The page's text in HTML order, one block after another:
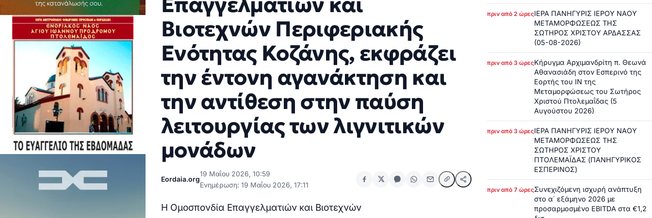
Βιοτεχνών Περιφεριακής
Ενότητας Κοζάνης, εκφράζει
την έντονη αγανάκτηση και
την αντίθεση στην παύση
λειτουργίας των λιγνιτικών
μονάδων
Eordaia.org
19 Μαΐου 2026, 10:59
Ενημέρωση: 19 Μαΐου 2026, 17:11
Η Ομοσπονδία Επαγγελματιών και Βιοτεχνών
πριν από 2 ώρεςΙΕΡΑ ΠΑΝΗΓΥΡΙΣ ΙΕΡΟΥ ΝΑΟΥ
ΜΕΤΑΜΟΡΦΩΣΕΩΣ ΤΗΣ
ΣΩΤΗΡΟΣ ΧΡΙΣΤΟΥ ΑΡΔΑΣΣΑΣ
(05-08-2026)
πριν από 3 ώρεςΚήρυγμα Αρχιμανδρίτη π. Θεωνά
Αθανασιάδη στον Εσπερινό της
Εορτής του ΙΝ της
Μεταμορφώσεως του Σωτήρος
Χριστού Πτολεμαΐδας (5
Αυγούστου 2026)
πριν από 3 ώρεςΙΕΡΑ ΠΑΝΗΓΥΡΙΣ ΙΕΡΟΥ ΝΑΟΥ
ΜΕΤΑΜΟΡΦΩΣΕΩΣ ΤΗΣ
ΣΩΤΗΡΟΣ ΧΡΙΣΤΟΥ
ΠΤΟΛΕΜΑΪΔΑΣ (ΠΑΝΗΓΥΡΙΚΟΣ
ΕΣΠΕΡΙΝΟΣ)
πριν από 7 ώρεςΣυνεχιζόμενη ισχυρή ανάπτυξη
στο α΄ εξάμηνο 2026 με
προσαρμοσμένο EBITDA στα €1,2